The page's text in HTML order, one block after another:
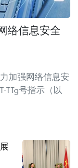
络信息安全
加强网络信息安
TTg号指示（以